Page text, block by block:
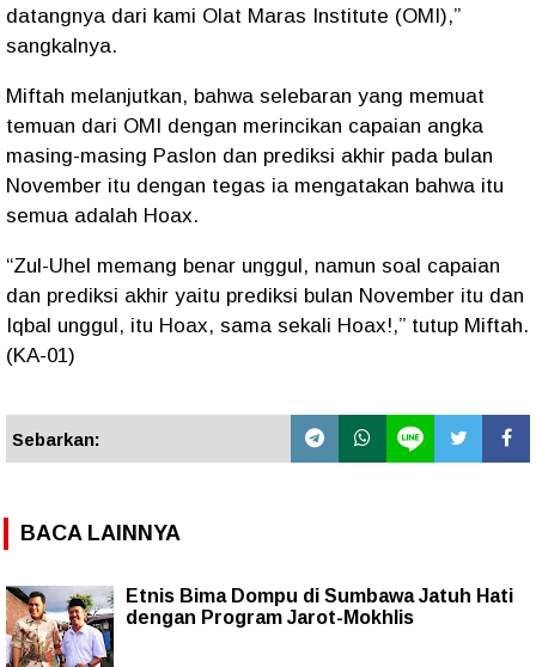
datangnya dari kami Olat Maras Institute (OMI),”
sangkalnya.
Miftah melanjutkan, bahwa selebaran yang memuat
temuan dari OMI dengan merincikan capaian angka
masing-masing Paslon dan prediksi akhir pada bulan
November itu dengan tegas ia mengatakan bahwa itu
semua adalah Hoax.
“Zul-Uhel memang benar unggul, namun soal capaian
dan prediksi akhir yaitu prediksi bulan November itu dan
Iqbal unggul, itu Hoax, sama sekali Hoax!,” tutup Miftah.
(KA-01)
Sebarkan:
BACA LAINNYA
Etnis Bima Dompu di Sumbawa Jatuh Hati
dengan Program Jarot-Mokhlis